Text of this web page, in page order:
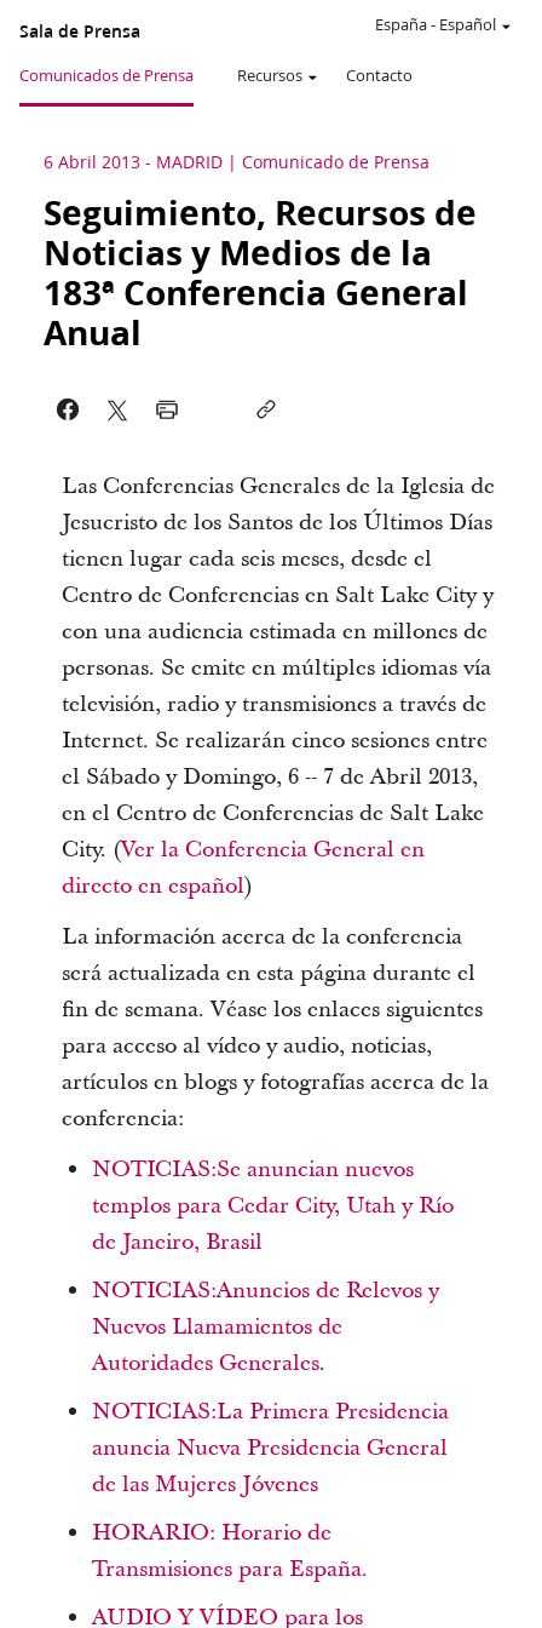
Sala de Prensa
Comunicados de Prensa Recursos Contacto
España- Español
6 Abril 2013 - MADRID Comunicado de Prensa
Seguimiento, Recursos de
Noticias y Medios de la
183ª Conferencia General
Anual
Las Conferencias Generales de la Iglesia de
Jesucristo de los Santos de los Últimos Días
tienen lugar cada seis meses, desde el
Centro de Conferencias en Salt Lake City y
con una audiencia estimada en millones de
personas. Se emite en múltiples idiomas vía
televisión, radio y transmisiones a través de
Internet. Se realizarán cinco sesiones entre
el Sábado y Domingo, 6 -- 7 de Abril 2013,
en el Centro de Conferencias de Salt Lake
City. (Ver la Conferencia General en
directo en español)
La información acerca de la conferencia
será actualizada en esta página durante el
fin de semana. Véase los enlaces siguientes
para acceso al vídeo y audio, noticias,
artículos en blogs y fotografías acerca de la
conferencia:
NOTICIAS:Se anuncian nuevos
templos para Cedar City, Utah y Río
de Janeiro, Brasil
NOTICIAS:Anuncios de Relevos y
Nuevos Llamamientos de
Autoridades Generales.
NOTICIAS:La Primera Presidencia
anuncia Nueva Presidencia General
de las Mujeres Jóvenes
HORARIO: Horario de
Transmisiones para España.
AUDIO Y VÍDEO para los